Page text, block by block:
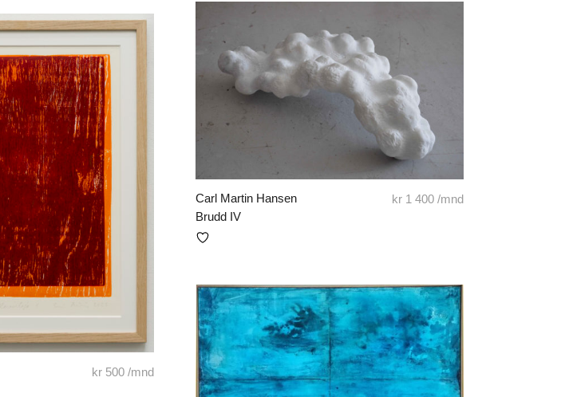
Carl Martin Hansen
Brudd IV
kr1 400/mnd
kr 500 /mnd